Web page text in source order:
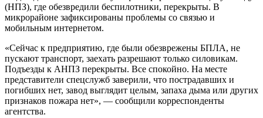
(НПЗ), где обезвредили беспилотники, перекрыты. В
микрорайоне зафиксированы проблемы со связью и
мобильным интернетом.
«Сейчас к предприятию, где были обезврежены БПЛА, не
пускают транспорт, заехать разрешают только силовикам.
Подъезды к АНПЗ перекрыты. Все спокойно. На месте
представители спецслужб заверили, что пострадавших и
погибших нет, завод выглядит целым, запаха дыма или других
признаков пожара нет», — сообщили корреспонденты
агентства.